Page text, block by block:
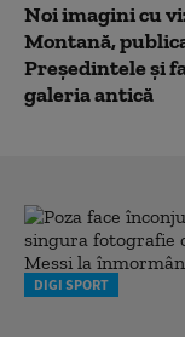
Noi imagini cu
Montană,
Preşedintele şi
galeria antică
DIGI SPORT